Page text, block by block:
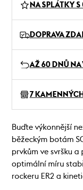
NA SPLÁTKY S
DOPRAVA
AŽ 60 DNŮ NA
7
Buďte výkonnější
běžeckým botám
prvkům ve svršku
optimální míru
rockeru ER2 a